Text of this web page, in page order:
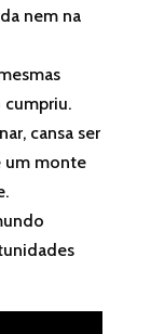
nem na
cumpriu.
cansa ser
um monte